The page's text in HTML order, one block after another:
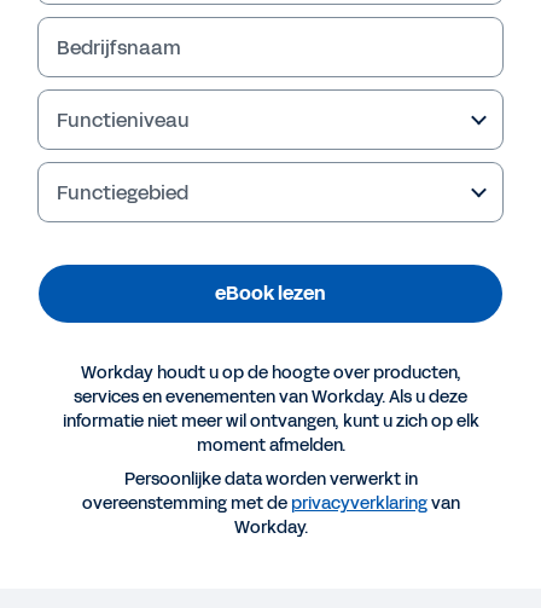
eBook lezen
Meer resources
Een personeelsstrategie bouwen op basis van
Bedrijfsnaam
Functieniveau
Functiegebied
eBook lezen
Workday houdt u op de hoogte over producten,
services en evenementen van Workday. Als u deze
informatie niet meer wil ontvangen, kunt u zich op elk
moment afmelden.
Persoonlijke data worden verwerkt in
overeenstemming met de privacyverklaringvan
Workday.